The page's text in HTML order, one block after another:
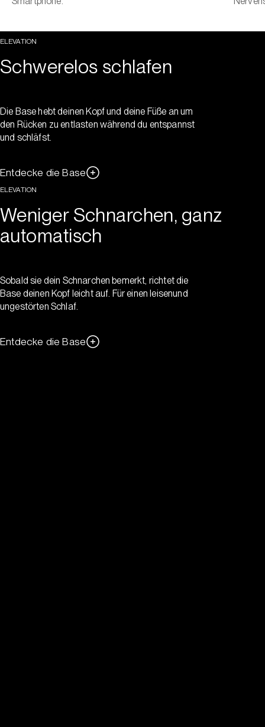
ELEVATION
Schwerelos schlafen
Die Base hebt deinen Kopf und deine Füße an um
den Rücken zu entlasten während du entspannst
und schläfst.
Entdecke die Base
ELEVATION
Weniger Schnarchen, ganz
automatisch
Sobald sie dein Schnarchen bemerkt, richtet die
Base deinen Kopf leicht auf. Für einen leisenund
ungestörten Schlaf.
Entdecke die Base